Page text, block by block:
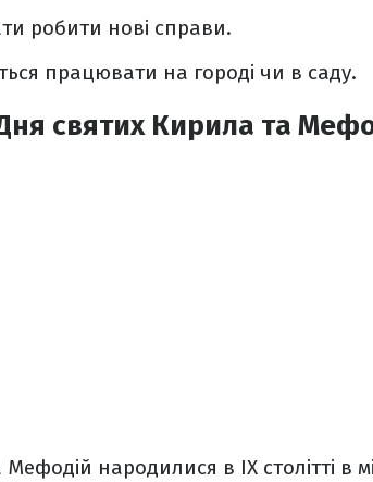
робити нові справи.
працювати на городі чи в саду.
святих Кирила та
народилися в IX столітті в